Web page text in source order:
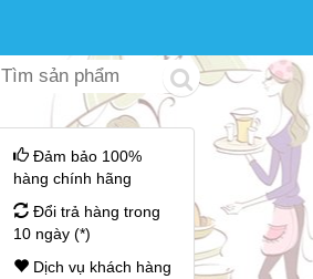
Đảm bảo 100%
hàng chính hãng
Đổi trả hàng trong
10 ngày (*)
Dịch vụ khách hàng